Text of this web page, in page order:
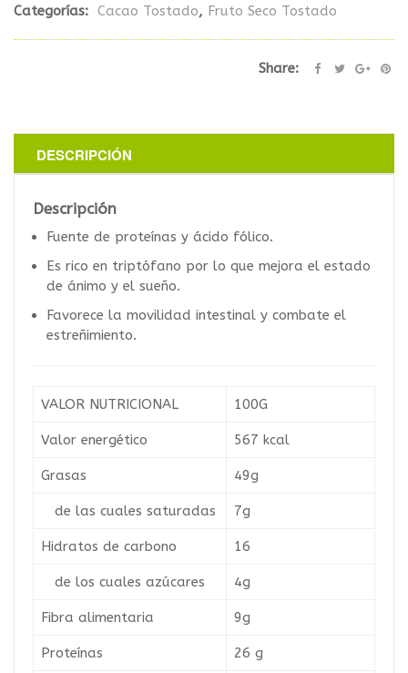
Categorías: Cacao Tostado, Fruto Seco Tostado
Share:
DESCRIPCIÓN
Descripción
Fuente de proteínas y ácido fólico.
Es rico en triptófano por lo que mejora el estado
de ánimo y el sueño.
Favorece la movilidad intestinal y combate el
estreñimiento.
VALOR NUTRICIONAL 100G
Valor energético 567 kcal
Grasas 49g
de las cuales saturadas 7g
Hidratos de carbono 16
de los cuales azúcares 4g
Fibra alimentaria 9g
Proteínas 26 g